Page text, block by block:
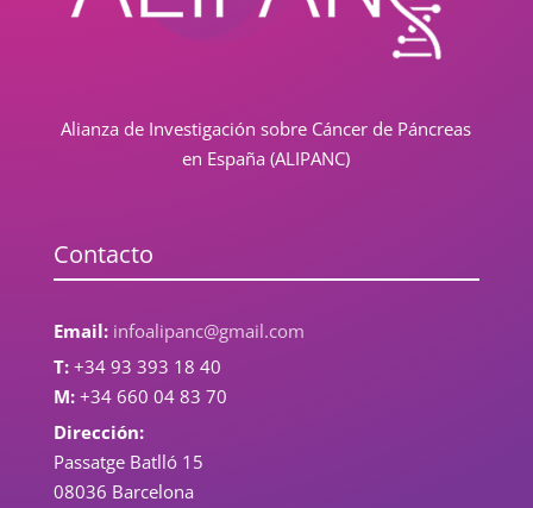
Alianza de Investigación sobre Cáncer de Páncreas
en España (ALIPANC)
Contacto
Email: infoalipanc@gmail.com
T:+34 93 393 18 40
M:+34 660 04 83 70
Dirección:
Passatge Batlló 15
08036 Barcelona